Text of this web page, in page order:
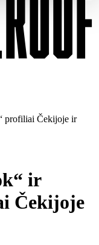
profiliai Čekijoje ir
ir
Čekijoje